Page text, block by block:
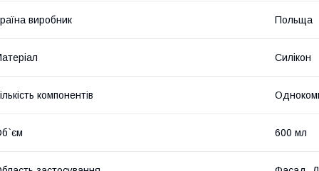
виробник Польща
Силікон
компонентів
600 мл